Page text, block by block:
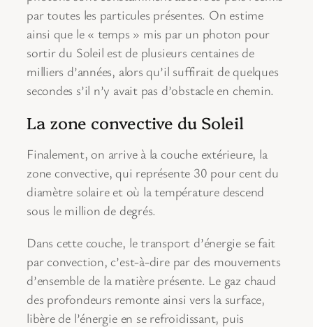
par toutes les particules présentes. On estime
ainsi que le « temps » mis par un photon pour
sortir du Soleil est de plusieurs centaines de
milliers d’années, alors qu’il suffirait de quelques
secondes s’il n’y avait pas d’obstacle en chemin.
La zone convective du Soleil
Finalement, on arrive à la couche extérieure, la
zone convective, qui représente 30 pour cent du
diamètre solaire et où la température descend
sous le million de degrés.
Dans cette couche, le transport d’énergie se fait
par convection, c’est-à-dire par des mouvements
d’ensemble de la matière présente. Le gaz chaud
des profondeurs remonte ainsi vers la surface,
libère de l’énergie en se refroidissant, puis